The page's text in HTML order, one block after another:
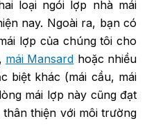
loại ngói lợp nhà mái
nay. Ngoài ra, bạn có
lợp của chúng tôi cho
, mái Mansard hoặc nhiều
biệt khác (mái cầu, mái
mái lợp này cũng đạt
thiện với môi trường